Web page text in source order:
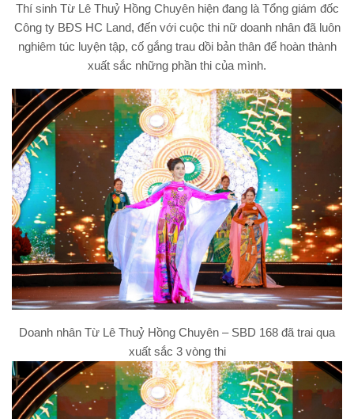
Thí sinh Từ Lê Thuỷ Hồng Chuyên hiện đang là Tổng giám đốc
Công ty BĐS HC Land, đến với cuộc thi nữ doanh nhân đã luôn
nghiêm túc luyện tập, cố gắng trau dồi bản thân để hoàn thành
xuất sắc những phần thi của mình.
Doanh nhân Từ Lê Thuỷ Hồng Chuyên – SBD 168 đã trai qua
xuất sắc 3 vòng thi